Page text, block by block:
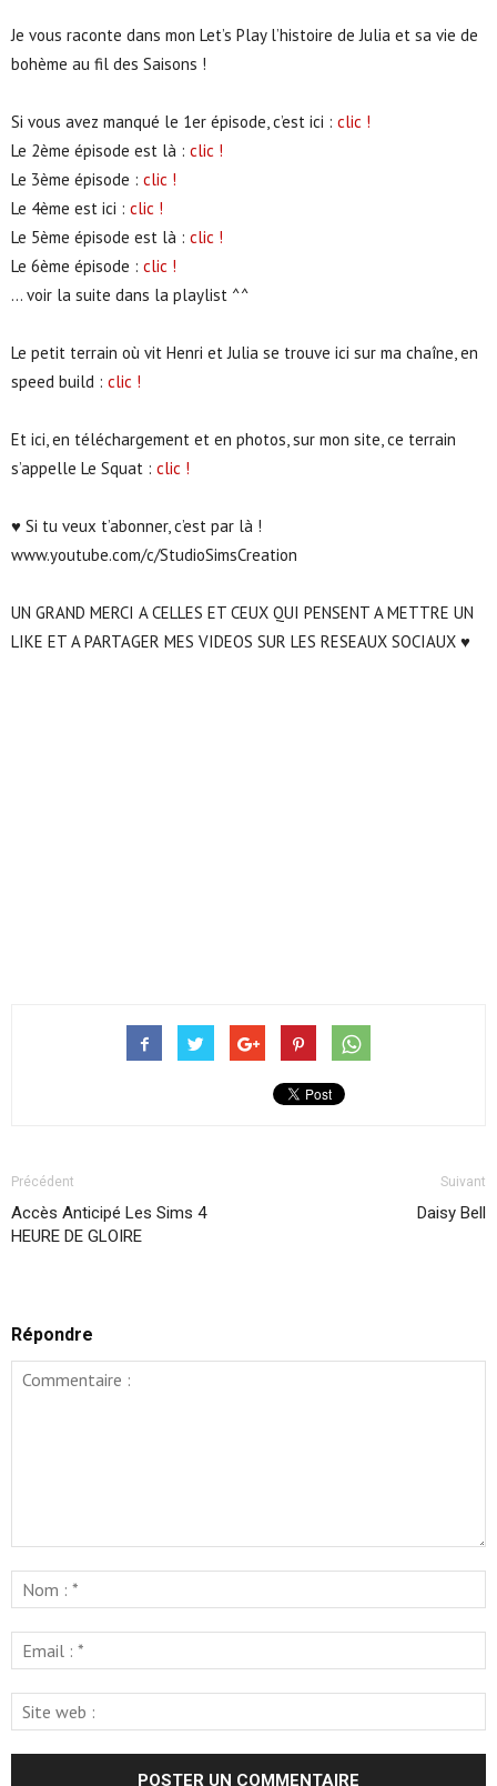
Je vous raconte dans mon Let’s Play l’histoire de Julia et sa vie de
bohème au fil des Saisons !
Si vous avez manqué le 1er épisode, c’est ici : clic !
Le 2ème épisode est là : clic !
Le 3ème épisode : clic !
Le 4ème est ici : clic !
Le 5ème épisode est là : clic !
Le 6ème épisode : clic !
… voir la suite dans la playlist ^^
Le petit terrain où vit Henri et Julia se trouve ici sur ma chaîne, en
speed build : clic !
Et ici, en téléchargement et en photos, sur mon site, ce terrain
s’appelle Le Squat : clic !
♥ Si tu veux t’abonner, c’est par là !
www.youtube.com/c/StudioSimsCreation
UN GRAND MERCI A CELLES ET CEUX QUI PENSENT A METTRE UN
LIKE ET A PARTAGER MES VIDEOS SUR LES RESEAUX SOCIAUX ♥
Précédent
Accès Anticipé Les Sims 4
HEURE DE GLOIRE
Suivant
Daisy Bell
Répondre